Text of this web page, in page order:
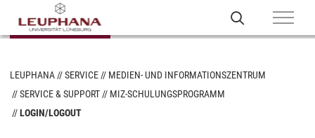
LEUPHANA SERVICE
MEDIEN- UND INFORMATIONSZENTRUM
SERVICE & SUPPORT
MIZ-SCHULUNGSPROGRAMM
LOGIN/LOGOUT